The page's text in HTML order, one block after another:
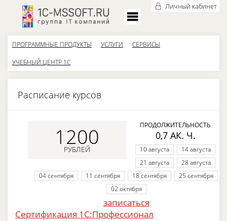
Личный кабинет
ПРОГРАММНЫЕ ПРОДУКТЫ УСЛУГИ СЕРВИСЫ
УЧЕБНЫЙ ЦЕНТР 1С
Расписание курсов
1200
РУБЛЕЙ
ПРОДОЛЖИТЕЛЬНОСТЬ
0,7 АК. Ч.
10 августа
14 августа
21 августа
28 августа
04 сентября
11 сентября 18 сентября
25 сентября
02 октября
записаться
Сертификация 1С:Профессионал